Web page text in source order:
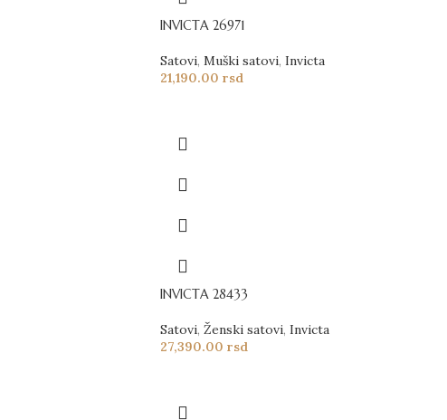
INVICTA 26971
Satovi, Muški satovi, Invicta
21,190.00 rsd
INVICTA 28433
Satovi, Ženski satovi, Invicta
27,390.00 rsd